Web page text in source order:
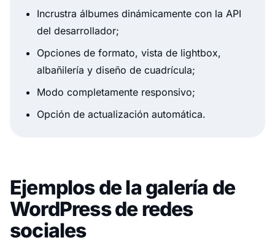
Incrustra álbumes dinámicamente con la API
del desarrollador;
Opciones de formato, vista de lightbox,
albañilería y diseño de cuadrícula;
Modo completamente responsivo;
Opción de actualización automática.
Ejemplos de la galería de
WordPress de redes
sociales